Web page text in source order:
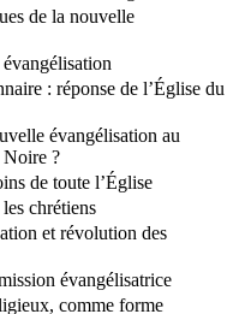
nouvelle évangélisation
de la nouvelle
évangélisation
: réponse de l’Église du
évangélisation au
?
de toute l’Église
chrétiens
et révolution des
évangélisatrice